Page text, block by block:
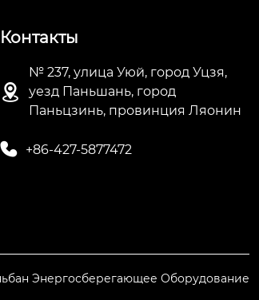
Контакты

№ 237, улица Уюй, город Уцзя,
уезд Паньшань, город
Паньцзинь, провинция Ляонин
 +86-427-5877472
Энергосберегающее Оборудование